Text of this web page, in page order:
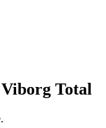
Total